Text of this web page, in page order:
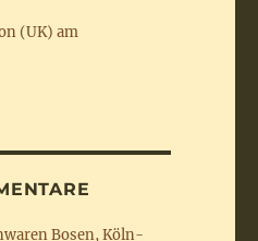
(UK) am
Bosen, Köln-